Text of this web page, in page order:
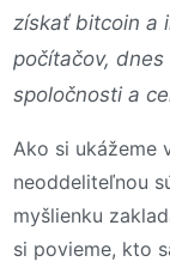
získať bitcoin a
počítačov,
spoločnosti a
Ako si ukážeme
neoddeliteľnou
myšlienku
si povieme, kto